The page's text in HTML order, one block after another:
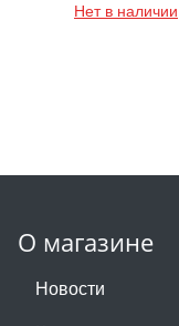
Нет в наличии
О магазине
Новости